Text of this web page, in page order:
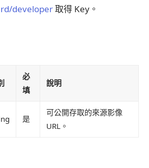
developer取得 Key。
必
填
說明
是
可公開存取的來源影像
URL。